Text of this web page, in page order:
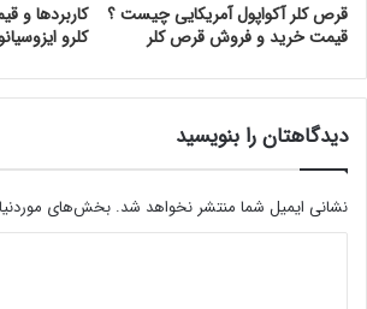
قرص کلر آکواپول آمریکایی چیست ؟
قیمت خرید و فروش قرص کلر
کاربردها و
کلرو
دیدگاهتان را بنویسید
نشانی ایمیل شما منتشر نخواهد شد. بخش‌های